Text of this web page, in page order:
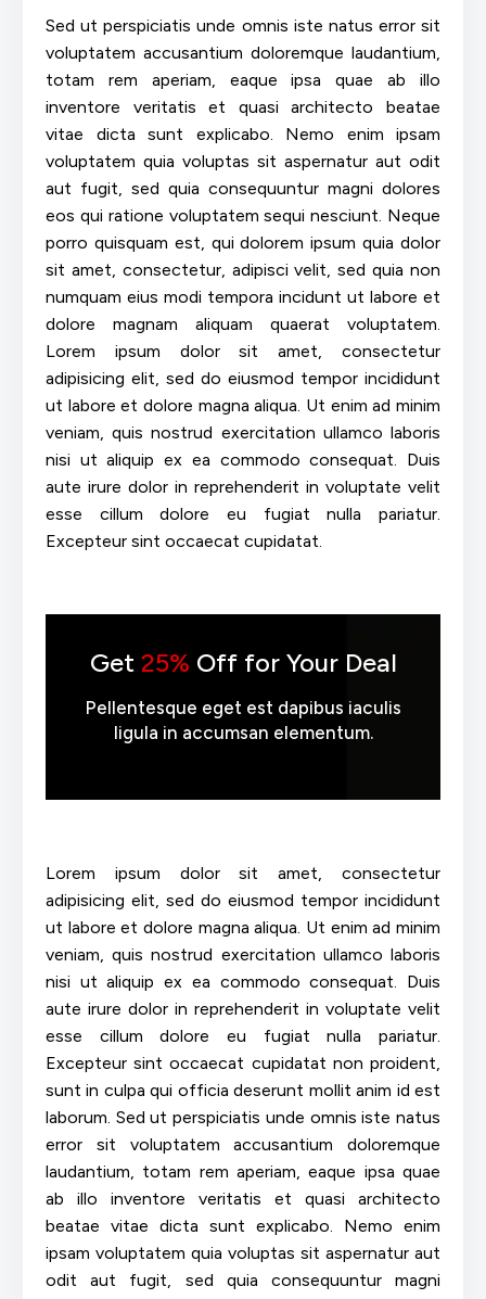
Sed ut perspiciatis unde omnis iste natus error sit
voluptatem accusantium doloremque laudantium,
totam rem aperiam, eaque ipsa quae ab illo
inventore veritatis et quasi architecto beatae
vitae dicta sunt explicabo. Nemo enim ipsam
voluptatem quia voluptas sit aspernatur aut odit
aut fugit, sed quia consequuntur magni dolores
eos qui ratione voluptatem sequi nesciunt. Neque
porro quisquam est, qui dolorem ipsum quia dolor
sit amet, consectetur, adipisci velit, sed quia non
numquam eius modi tempora incidunt ut labore et
dolore magnam aliquam quaerat voluptatem.
Lorem ipsum dolor sit amet, consectetur
adipisicing elit, sed do eiusmod tempor incididunt
ut labore et dolore magna aliqua. Ut enim ad minim
veniam, quis nostrud exercitation ullamco laboris
nisi ut aliquip ex ea commodo consequat. Duis
aute irure dolor in reprehenderit in voluptate velit
esse cillum dolore eu fugiat nulla pariatur.
Excepteur sint occaecat cupidatat.
Get 25% Off for Your Deal
Pellentesque eget est dapibus iaculis
ligula in accumsan elementum.
Lorem ipsum dolor sit amet, consectetur
adipisicing elit, sed do eiusmod tempor incididunt
ut labore et dolore magna aliqua. Ut enim ad minim
veniam, quis nostrud exercitation ullamco laboris
nisi ut aliquip ex ea commodo consequat. Duis
aute irure dolor in reprehenderit in voluptate velit
esse cillum dolore eu fugiat nulla pariatur.
Excepteur sint occaecat cupidatat non proident,
sunt in culpa qui officia deserunt mollit anim id est
laborum. Sed ut perspiciatis unde omnis iste natus
error sit voluptatem accusantium doloremque
laudantium, totam rem aperiam, eaque ipsa quae
ab illo inventore veritatis et quasi architecto
beatae vitae dicta sunt explicabo. Nemo enim
ipsam voluptatem quia voluptas sit aspernatur aut
odit aut fugit, sed quia consequuntur magni